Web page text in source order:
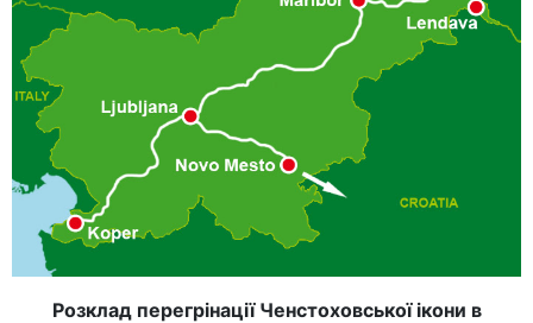
Розклад перегрінації Ченстоховської ікони в